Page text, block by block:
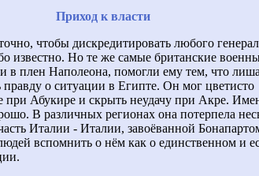
Приход к власти
чтобы дискредитировать любого
известно. Но те же самые британские
в плен Наполеона, помогли ему тем, что
правду о ситуации в Египте. Он мог цветисто
при Абукире и скрыть неудачу при Акре.
В различных регионах она потерпела
Италии - Италии, завоёванной
вспомнить о нём как о единственном и